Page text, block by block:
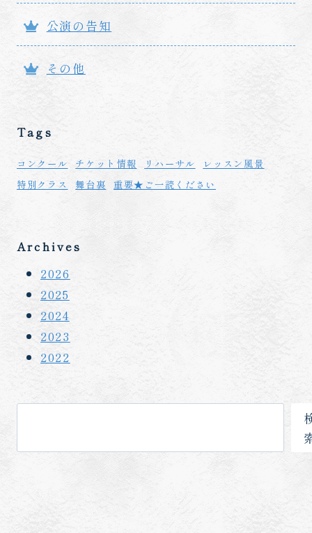
公演の告知
その他
Tags
コンクール チケット情報 リハーサル
レッスン風景
特別クラス
舞台裏 重要★ご一読ください
Archives
2026
2025
2024
2023
2022